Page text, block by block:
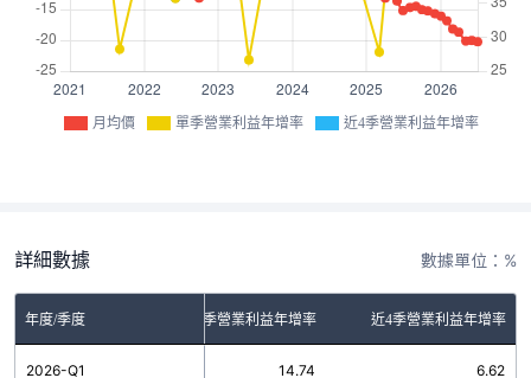
月均價 單季營業利益年增率 近4季營業利益年增率
詳細數據 數據單位：%
年度/季度 單季營業利益年增率 近4季營業利益年增率
2026-Q1 14.74 6.62